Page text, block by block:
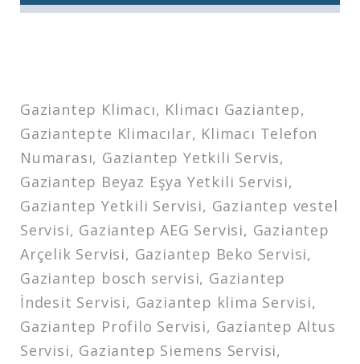
Gaziantep Klimacı, Klimacı Gaziantep,
Gaziantepte Klimacılar, Klimacı Telefon
Numarası, Gaziantep Yetkili Servis,
Gaziantep Beyaz Eşya Yetkili Servisi,
Gaziantep Yetkili Servisi, Gaziantep vestel
Servisi, Gaziantep AEG Servisi, Gaziantep
Arçelik Servisi, Gaziantep Beko Servisi,
Gaziantep bosch servisi, Gaziantep
İndesit Servisi, Gaziantep klima Servisi,
Gaziantep Profilo Servisi, Gaziantep Altus
Servisi, Gaziantep Siemens Servisi,